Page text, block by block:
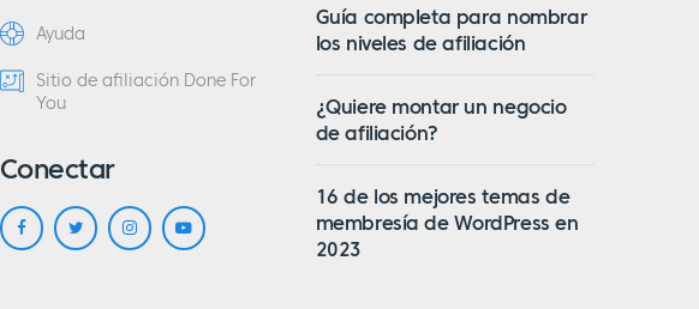
Ayuda
Sitio de afiliación Done For
You
Conectar
Guía completa para nombrar
los niveles de afiliación
¿Quiere montar un negocio
de afiliación?
16 de los mejores temas de
membresía de WordPress en
2023